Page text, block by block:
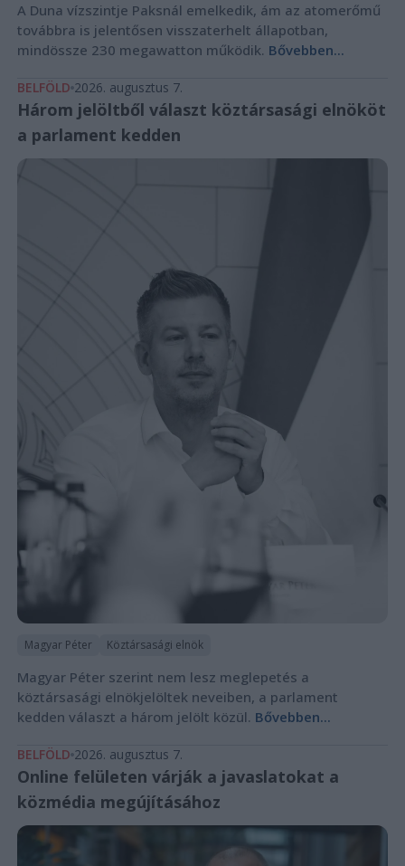
A Duna vízszintje Paksnál emelkedik, ám az atomerőmű
továbbra is jelentősen visszaterhelt állapotban,
mindössze 230 megawatton működik. Bővebben...
BELFÖLD 2026. augusztus 7.
Három jelöltből választ köztársasági elnököt
a parlament kedden
Magyar Péter Köztársasági elnök
Magyar Péter szerint nem lesz meglepetés a
köztársasági elnökjelöltek neveiben, a parlament
kedden választ a három jelölt közül. Bővebben...
BELFÖLD 2026. augusztus 7.
Online felületen várják a javaslatokat a
közmédia megújításához